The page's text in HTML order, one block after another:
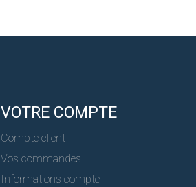
VOTRE COMPTE
Compte client
Vos commandes
Informations compte